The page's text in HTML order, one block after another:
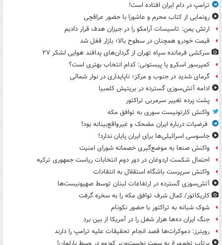
ترامپ در دام ایران افتاده است!
رونمایی از کتاب محرم و عاشورا با حضور عراقچی
ارتش یمن: تاسیسات آرامکو را در جیزان هدف قرار دادیم
قیمت خودرو همچنان در سطوح بالا؛ بازار قفل شد
سرکشی فرمانده سپاه تهران از گردان‌های پدافند هوایی لشکر ۲۷
کمپرسور اسکرو یا پیستونی: کدام انتخاب بهتری است؟
گرمای شدید در جنوب و مرکز؛ ناپایداری در نوار شمالی
ادامه آتش‌سوزی گسترده در بریتیش کلمبیا
پشت پرده تغییر سرمربی تراکتور
واکنش کارتونیست سوری به توافق مکه
فرضیات درباره ایران مضحک و غیرواقع‌بینانه بود!
جاسوسی اسرائیلی‌ها برای ایران پایان ندارد!
واکنش صنعا به موضع‌گیری خصمانه شورای امنیت
احتمال شکست اردوغان در دور دوم انتخابات ریاست جمهوری ترکیه
واکنش سرپرست باشگاه استقلال به انتقادات
آتش‌سوزی گسترده در ارتفاعات لبنان توسط صهیونیست‌ها
کاریکاتور/ کمال شرف توافق مکه را به سخره گرفت
شوک شبانه به تراکتور با حضور نکونام
جنگ ایران ده‌ها هزار شغل را در آمریکا از بین برد
رویترز: دموکرات‌ها قصد انجام تحقیقات علیه ترامپ را دارند